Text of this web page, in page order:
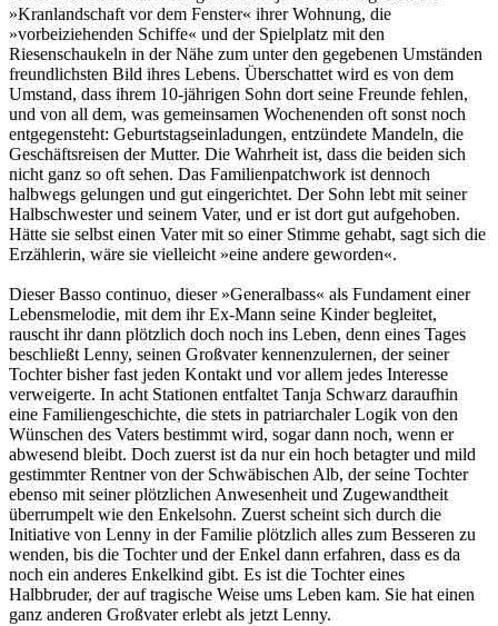
»Kranlandschaft vor dem Fenster« ihrer Wohnung, die
»vorbeiziehenden Schiffe« und der Spielplatz mit den
Riesenschaukeln in der Nähe zum unter den gegebenen Umständen
freundlichsten Bild ihres Lebens. Überschattet wird es von dem
Umstand, dass ihrem 10-jährigen Sohn dort seine Freunde fehlen,
und von all dem, was gemeinsamen Wochenenden oft sonst noch
entgegensteht: Geburtstagseinladungen, entzündete Mandeln, die
Geschäftsreisen der Mutter. Die Wahrheit ist, dass die beiden sich
nicht ganz so oft sehen. Das Familienpatchwork ist dennoch
halbwegs gelungen und gut eingerichtet. Der Sohn lebt mit seiner
Halbschwester und seinem Vater, und er ist dort gut aufgehoben.
Hätte sie selbst einen Vater mit so einer Stimme gehabt, sagt sich die
Erzählerin, wäre sie vielleicht »eine andere geworden«.
Dieser Basso continuo, dieser »Generalbass« als Fundament einer
Lebensmelodie, mit dem ihr Ex-Mann seine Kinder begleitet,
rauscht ihr dann plötzlich doch noch ins Leben, denn eines Tages
beschließt Lenny, seinen Großvater kennenzulernen, der seiner
Tochter bisher fast jeden Kontakt und vor allem jedes Interesse
verweigerte. In acht Stationen entfaltet Tanja Schwarz daraufhin
eine Familiengeschichte, die stets in patriarchaler Logik von den
Wünschen des Vaters bestimmt wird, sogar dann noch, wenn er
abwesend bleibt. Doch zuerst ist da nur ein hoch betagter und mild
gestimmter Rentner von der Schwäbischen Alb, der seine Tochter
ebenso mit seiner plötzlichen Anwesenheit und Zugewandtheit
überrumpelt wie den Enkelsohn. Zuerst scheint sich durch die
Initiative von Lenny in der Familie plötzlich alles zum Besseren zu
wenden, bis die Tochter und der Enkel dann erfahren, dass es da
noch ein anderes Enkelkind gibt. Es ist die Tochter eines
Halbbruder, der auf tragische Weise ums Leben kam. Sie hat einen
ganz anderen Großvater erlebt als jetzt Lenny.